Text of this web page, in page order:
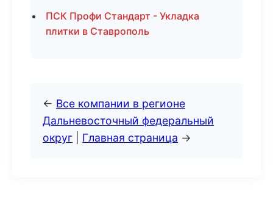
ПСК Профи Стандарт - Укладка
плитки в Ставрополь
← Все компании в регионе
Дальневосточный федеральный
округ
Главная страница →